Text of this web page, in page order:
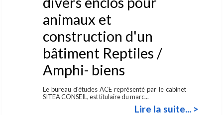
animaux et
construction d'un
bâtiment Reptiles /
Amphi- biens
Le bureau d'études ACE représenté par le cabinet
SITEA CONSEIL, est titulaire du marc...
Lire la suite... >